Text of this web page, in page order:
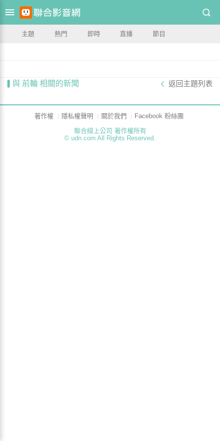
主題 熱門 即時 直播 節目
與 前輪 相關的新聞 返回主題列表
著作權 隱私權聲明 關於我們
Facebook 粉絲團
聯合線上公司 著作權所有
© udn.com All Rights Reserved.